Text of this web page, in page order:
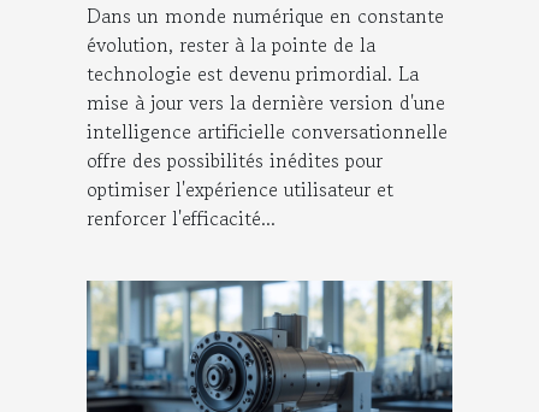
Dans un monde numérique en constante
évolution, rester à la pointe de la
technologie est devenu primordial. La
mise à jour vers la dernière version d'une
intelligence artificielle conversationnelle
offre des possibilités inédites pour
optimiser l'expérience utilisateur et
renforcer l'efficacité...